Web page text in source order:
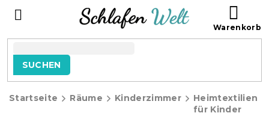
SUCHEN
Startseite Räume Kinderzimmer
Heimtextilien
für Kinder